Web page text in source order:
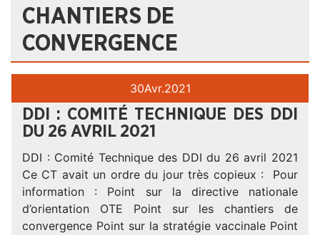
CHANTIERS DE
CONVERGENCE
30Avr.2021
DDI : COMITÉ TECHNIQUE DES DDI
DU 26 AVRIL 2021
DDI : Comité Technique des DDI du 26 avril 2021
Ce CT avait un ordre du jour très copieux : Pour
information : Point sur la directive nationale
d’orientation OTE Point sur les chantiers de
convergence Point sur la stratégie vaccinale Point